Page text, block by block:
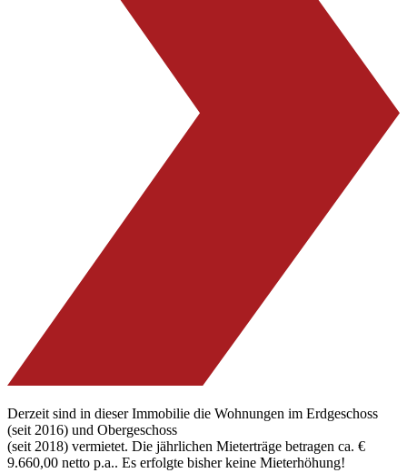
Derzeit sind in dieser Immobilie die Wohnungen im Erdgeschoss
(seit 2016) und Obergeschoss
(seit 2018) vermietet. Die jährlichen Mieterträge betragen ca. €
9.660,00 netto p.a.. Es erfolgte bisher keine Mieterhöhung!